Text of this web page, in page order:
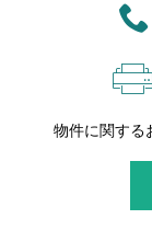
物件に関する